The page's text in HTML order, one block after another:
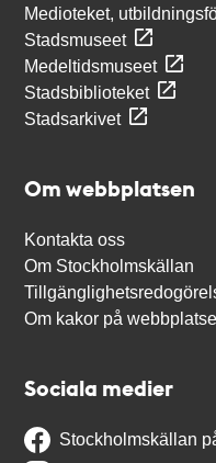
Medioteket,
Stadsmuseet
Medeltidsmuseet
Stadsbiblioteket
Stadsarkivet
Om webbplatsen
Kontakta oss
Om Stockholmskällan
Om kakor på
Sociala medier
Stockholmskällan